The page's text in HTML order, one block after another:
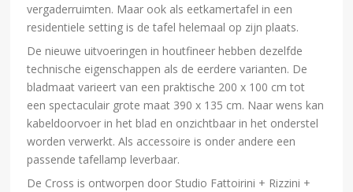
vergaderruimten. Maar ook als eetkamertafel in een
residentiele setting is de tafel helemaal op zijn plaats.
De nieuwe uitvoeringen in houtfineer hebben dezelfde
technische eigenschappen als de eerdere varianten. De
bladmaat varieert van een praktische 200 x 100 cm tot
een spectaculair grote maat 390 x 135 cm. Naar wens kan
kabeldoorvoer in het blad en onzichtbaar in het onderstel
worden verwerkt. Als accessoire is onder andere een
passende tafellamp leverbaar.
De Cross is ontworpen door Studio Fattoirini + Rizzini +